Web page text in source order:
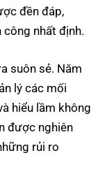
đền đáp,
công nhất định.
suôn sẻ. Năm
lý các mối
hiểu lầm không
được nghiên
rủi ro